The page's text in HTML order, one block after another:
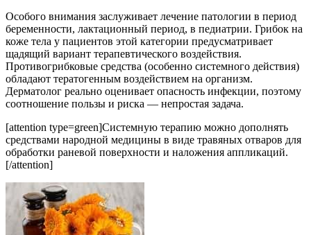
Особого внимания заслуживает лечение патологии в период
беременности, лактационный период, в педиатрии. Грибок на
коже тела у пациентов этой категории предусматривает
щадящий вариант терапевтического воздействия.
Противогрибковые средства (особенно системного действия)
обладают тератогенным воздействием на организм.
Дерматолог реально оценивает опасность инфекции, поэтому
соотношение пользы и риска — непростая задача.
[attention type=green]Системную терапию можно дополнять
средствами народной медицины в виде травяных отваров для
обработки раневой поверхности и наложения аппликаций.
[/attention]